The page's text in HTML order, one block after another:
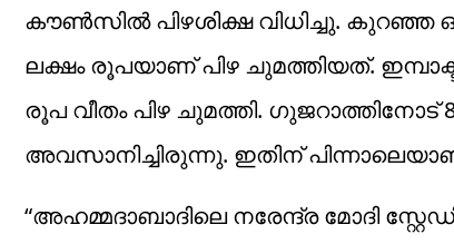
കൗണ്‍സില്‍ പിഴശിക്ഷ വിധിച്ചു. കുറഞ്ഞ
ലക്ഷം രൂപയാണ് പിഴ ചുമത്തിയത്.
രൂപ വീതം പിഴ ചുമത്തി.
അവസാനിച്ചിരുന്നു. ഇതിന് പിന്നാലെയാണ്
“അഹമ്മദാബാദിലെ നരേന്ദ്ര മോദി